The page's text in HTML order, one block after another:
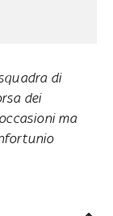
di
dei
ma